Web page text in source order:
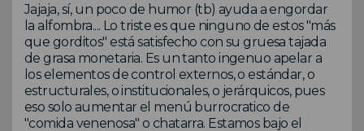
Jajaja, sí, un poco de humor (tb) ayuda a engordar
la alfombra.... Lo triste es que ninguno de estos "más
que gorditos" está satisfecho con su gruesa tajada
de grasa monetaria. Es un tanto ingenuo apelar a
los elementos de control externos, o estándar, o
estructurales, o institucionales, o jerárquicos, pues
eso solo aumentar el menú burrocratico de
"comida venenosa" o chatarra. Estamos bajo el